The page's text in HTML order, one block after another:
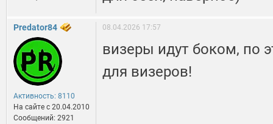
Predator84
Активность: 8110
На сайте c 20.04.2010
Сообщений: 2921
08.04.2026 17:57
визеры идут боком, по
для визеров!